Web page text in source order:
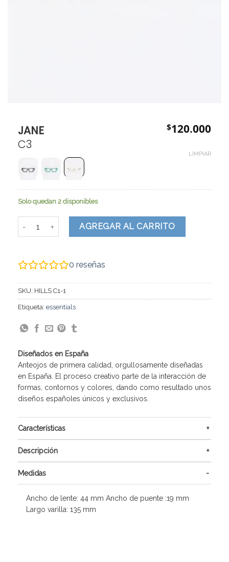
JANE
C3
$120.000
LIMPIAR
Solo quedan 2 disponibles
AGREGAR AL CARRITO
0 reseñas
SKU: HILLS C1-1
Etiqueta: essentials
Diseñados en España
Anteojos de primera calidad, orgullosamente diseñadas
en España. El proceso creativo parte de la interacción de
formas, contornos y colores, dando como resultado unos
diseños españoles únicos y exclusivos.
Características
Descripción
Medidas
Ancho de lente: 44 mm Ancho de puente :19 mm
Largo varilla: 135 mm